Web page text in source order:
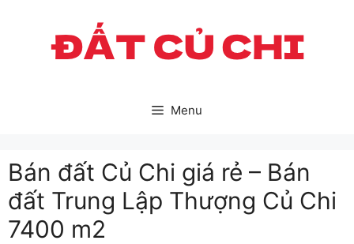
Menu
Bán đất Củ Chi giá rẻ – Bán
đất Trung Lập Thượng Củ Chi
7400 m2